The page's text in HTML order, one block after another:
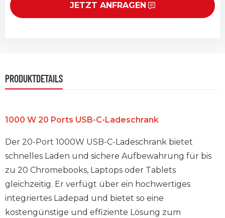
JETZT ANFRAGEN
PRODUKTDETAILS
1000 W 20 Ports USB-C-Ladeschrank
Der 20-Port 1000W USB-C-Ladeschrank bietet
schnelles Laden und sichere Aufbewahrung für bis
zu 20 Chromebooks, Laptops oder Tablets
gleichzeitig. Er verfügt über ein hochwertiges
integriertes Ladepad und bietet so eine
kostengünstige und effiziente Lösung zum